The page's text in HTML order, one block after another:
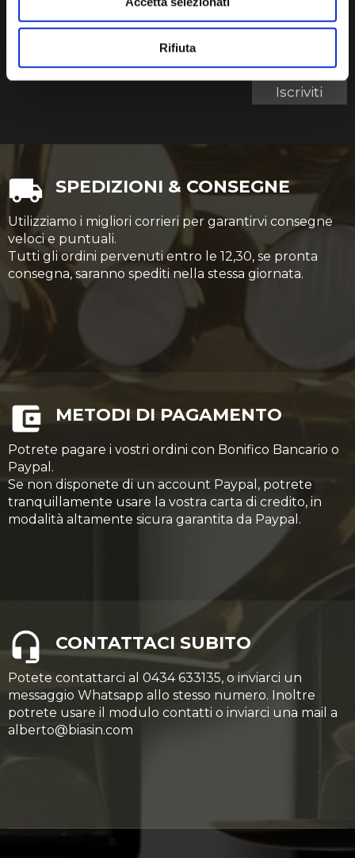
Rifiuta
Iscriviti
SPEDIZIONI & CONSEGNE
Utilizziamo i migliori corrieri per garantirvi consegne
veloci e puntuali.
Tutti gli ordini pervenuti entro le 12,30, se pronta
consegna, saranno spediti nella stessa giornata.
METODI DI PAGAMENTO
Potrete pagare i vostri ordini con Bonifico Bancario o
Paypal.
Se non disponete di un account Paypal, potrete
tranquillamente usare la vostra carta di credito, in
modalità altamente sicura garantita da Paypal.
CONTATTACI SUBITO
Potete contattarci al 0434 633135, o inviarci un
messaggio Whatsapp allo stesso numero. Inoltre
potrete usare il modulo contatti o inviarci una mail a
alberto@biasin.com